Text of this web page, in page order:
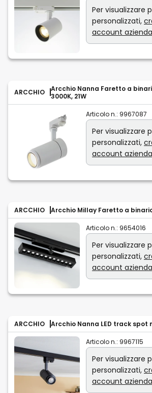
Per visualizzare
personalizzati,
account
ARCCHIO
Arcchio Nanna Faretto a
3000K, 21W
Articolo n.: 9967087
Per visualizzare
personalizzati,
account
ARCCHIO Arcchio Millay Faretto a
Articolo n.: 9654016
Per visualizzare
personalizzati,
account
ARCCHIO Arcchio Nanna LED track spot
Articolo n.: 9967115
Per visualizzare
personalizzati,
account